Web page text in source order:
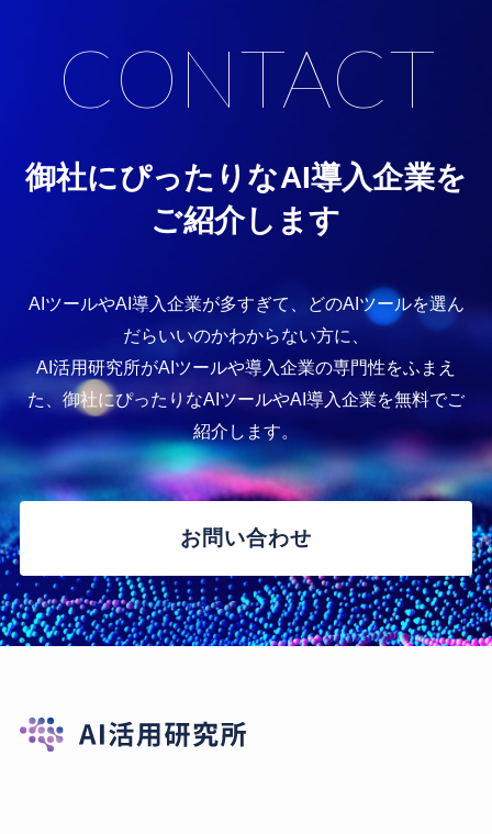
CONTACT
御社にぴったりなAI導入企業を
ご紹介します
AIツールやAI導入企業が多すぎて、どのAIツールを選ん
だらいいのかわからない方に、
AI活用研究所がAIツールや導入企業の専門性をふまえ
た、御社にぴったりなAIツールやAI導入企業を無料でご
紹介します。
お問い合わせ